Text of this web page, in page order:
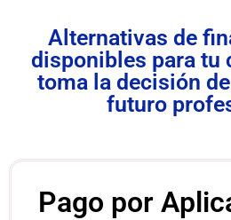
Alternativas de
disponibles para tu
toma la decisión
futuro
Pago por